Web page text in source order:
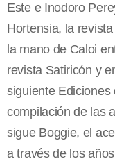
Este e Inodoro
Hortensia, la
la mano de Caloi
revista Satiricón y
siguiente Ediciones
compilación de las
sigue Boggie, el
a través de los